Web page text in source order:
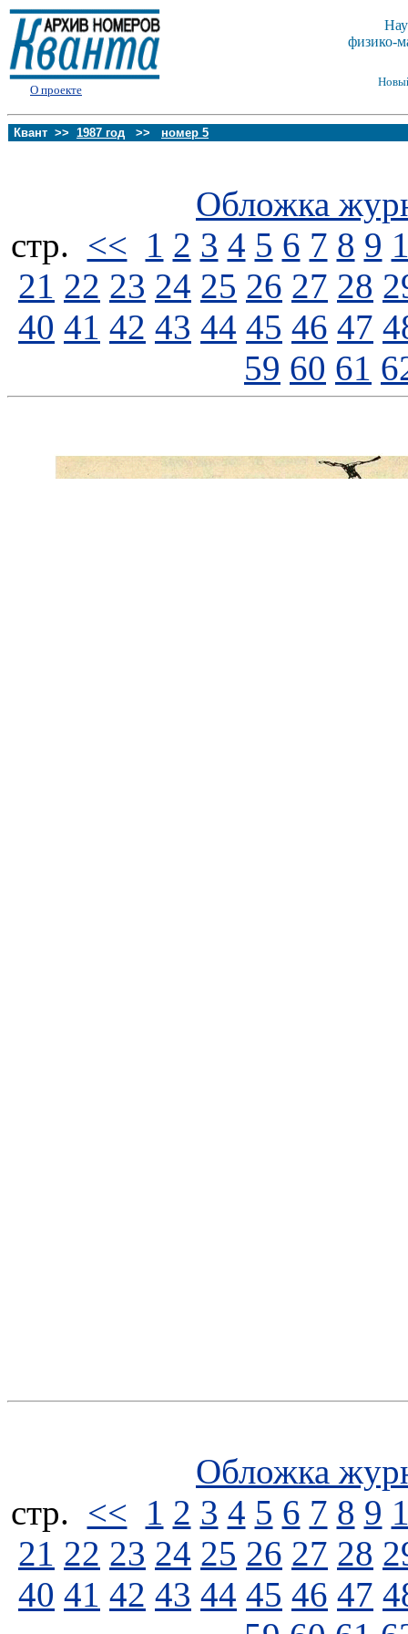
О проекте
физико-
Квант >> 1987 год >> номер 5
Обложка
стp. << 1 2 3 4 5 6 7 8 9
21 22 23 24 25 26 27 28
40 41 42 43 44 45 46 47
59 60 61
Обложка
стp. << 1 2 3 4 5 6 7 8 9
21 22 23 24 25 26 27 28
40 41 42 43 44 45 46 47